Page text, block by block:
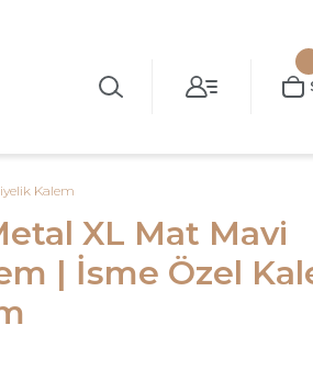
Kalem
XL Mat Mavi
| İsme Özel